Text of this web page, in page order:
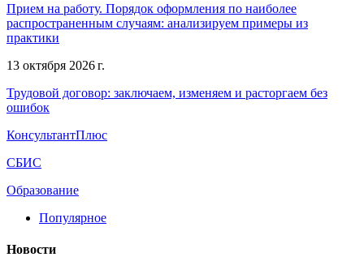
Прием на работу. Порядок оформления по наиболее
распространенным случаям: анализируем примеры из
практики
13 октября 2026 г.
Трудовой договор: заключаем, изменяем и расторгаем без
ошибок
КонсультантПлюс
СБИС
Образование
Популярное
Новости